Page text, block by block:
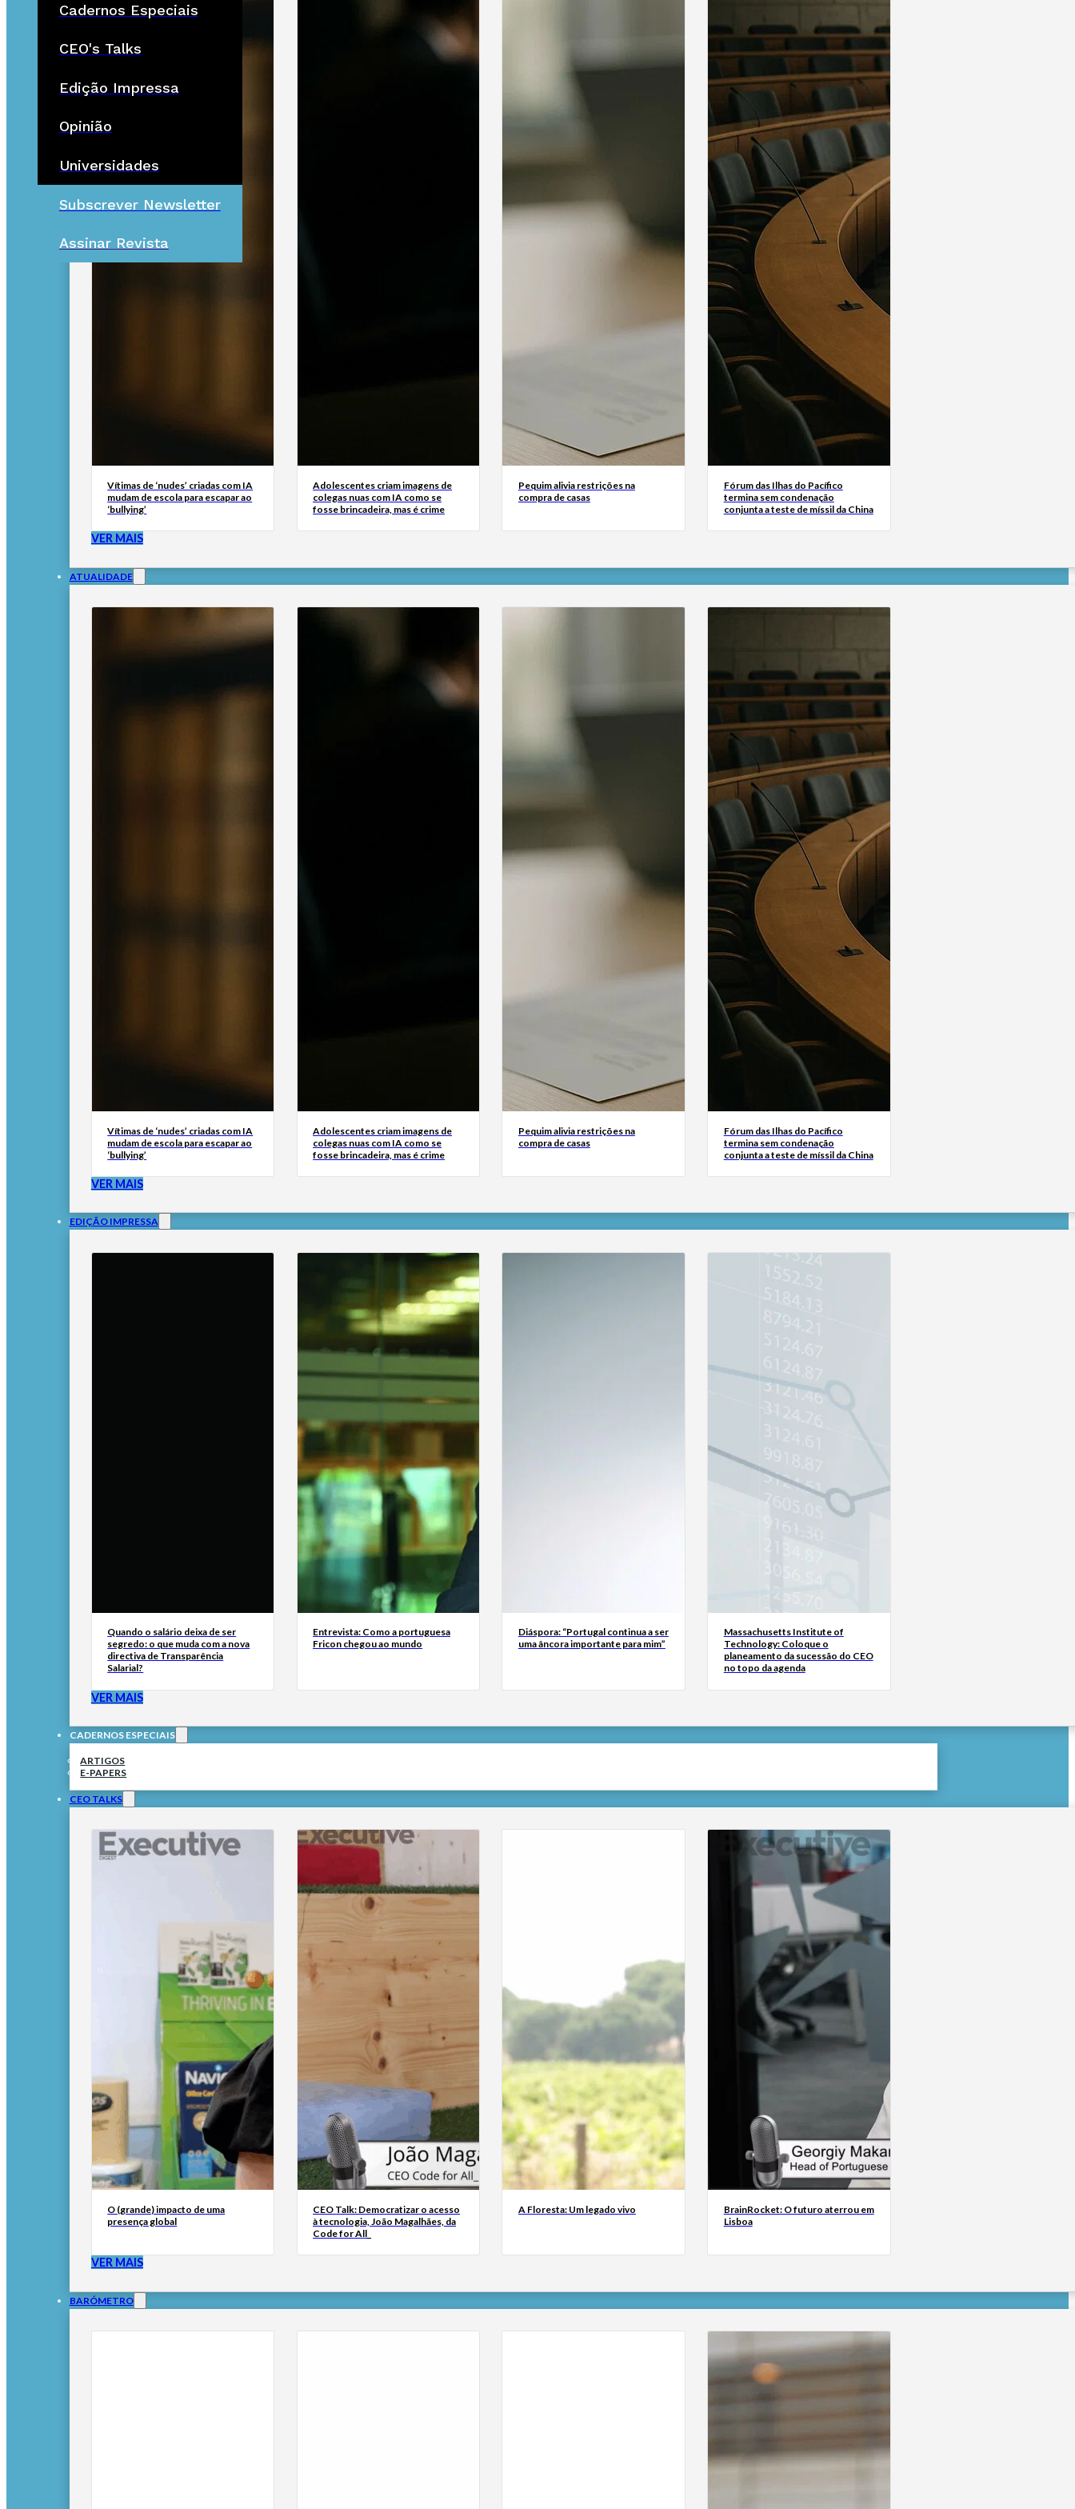
Cadernos Especiais
CEO's Talks
Edição Impressa
Opinião
Universidades
Subscrever Newsletter
Assinar Revista
Vítimas de ‘nudes’ criadas com IA
mudam de escola para escapar ao
‘bullying’
Adolescentes criam imagens de
colegas nuas com IA como se
fosse brincadeira, mas é crime
Pequim alivia restrições na
compra de casas
Fórum das Ilhas do Pacífico
termina sem condenação
conjunta a teste de míssil da China
VER MAIS
ATUALIDADE
Vítimas de ‘nudes’ criadas com IA
mudam de escola para escapar ao
‘bullying’
Adolescentes criam imagens de
colegas nuas com IA como se
fosse brincadeira, mas é crime
Pequim alivia restrições na
compra de casas
Fórum das Ilhas do Pacífico
termina sem condenação
conjunta a teste de míssil da China
VER MAIS
EDIÇÃO IMPRESSA
Quando o salário deixa de ser
segredo: o que muda com a nova
directiva de Transparência
Salarial?
Entrevista: Como a portuguesa
Fricon chegou ao mundo
Diáspora: “Portugal continua a ser
uma âncora importante para mim”
Massachusetts Institute of
Technology: Coloque o
planeamento da sucessão do CEO
no topo da agenda
VER MAIS
CADERNOS ESPECIAIS
ARTIGOS
E-PAPERS
CEO TALKS
O (grande) impacto de uma
presença global
CEO Talk: Democratizar o acesso
à tecnologia, João Magalhães, da
Code for All_
A Floresta: Um legado vivo
BrainRocket: O futuro aterrou em
Lisboa
VER MAIS
BARÓMETRO